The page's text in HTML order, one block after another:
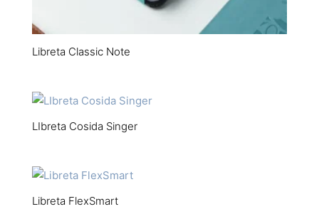
Libreta Classic Note
LIbreta Cosida Singer
Libreta FlexSmart